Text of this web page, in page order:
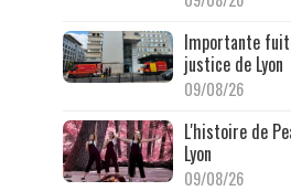
Importante
justice de Lyon
09/08/26
L'histoire de
Lyon
09/08/26